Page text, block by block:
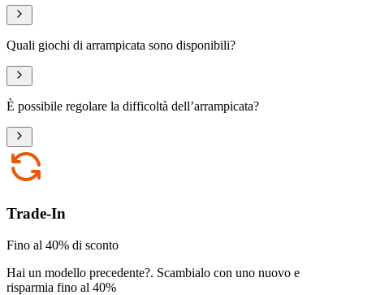
Quali giochi di arrampicata sono disponibili?
È possibile regolare la difficoltà dell’arrampicata?
Trade-In
Fino al 40% di sconto
Hai un modello precedente?. Scambialo con uno nuovo e
risparmia fino al 40%